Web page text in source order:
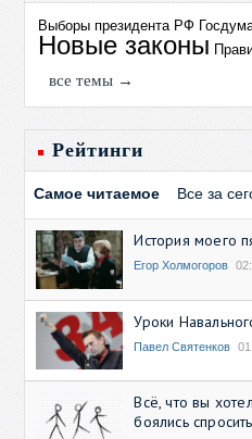
Выборы президента РФ
Новые законы
все темы →
Рейтинги
Самое читаемое Все за
История моего
Егор Холмогоров
Уроки
Павел Святенков
Всё, что вы
боялись спросить